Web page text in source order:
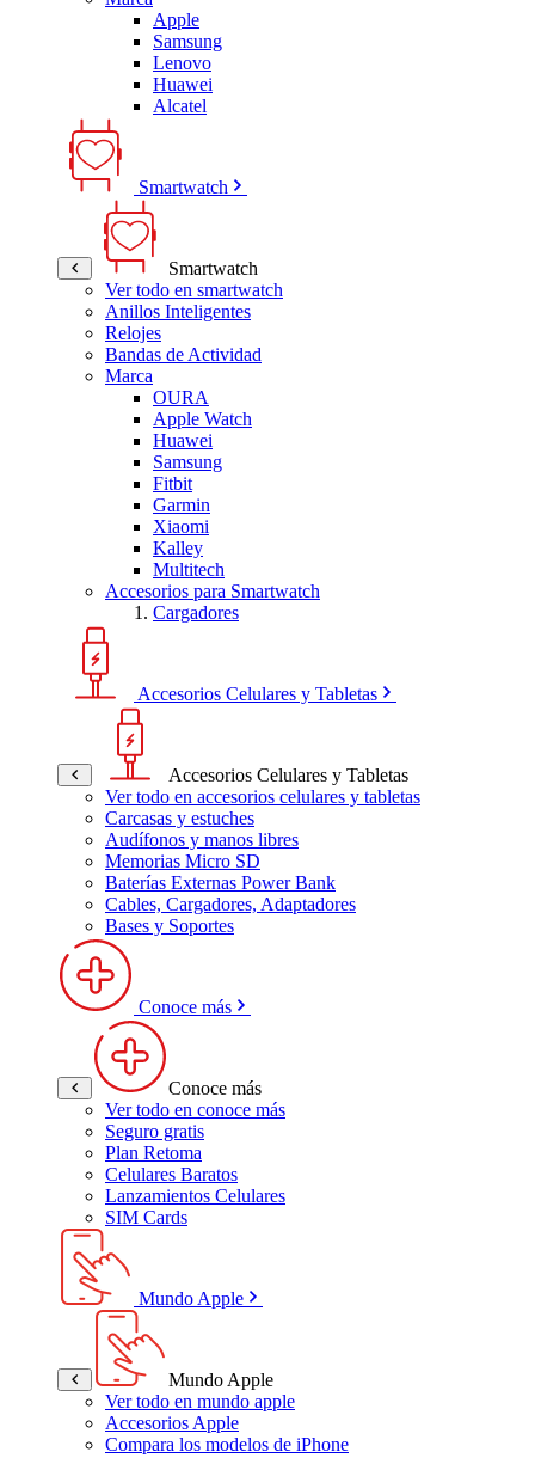
Apple
Samsung
Lenovo
Huawei
Alcatel
Smartwatch
Smartwatch
Ver todo en smartwatch
Anillos Inteligentes
Relojes
Bandas de Actividad
Marca
OURA
Apple Watch
Huawei
Samsung
Fitbit
Garmin
Xiaomi
Kalley
Multitech
Accesorios para Smartwatch
Cargadores
Accesorios Celulares y Tabletas
Accesorios Celulares y Tabletas
Ver todo en accesorios celulares y tabletas
Carcasas y estuches
Audífonos y manos libres
Memorias Micro SD
Baterías Externas Power Bank
Cables, Cargadores, Adaptadores
Bases y Soportes
Conoce más
Conoce más
Ver todo en conoce más
Seguro gratis
Plan Retoma
Celulares Baratos
Lanzamientos Celulares
SIM Cards
Mundo Apple
Mundo Apple
Ver todo en mundo apple
Accesorios Apple
Compara los modelos de iPhone